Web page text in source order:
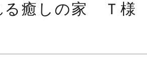
る癒しの家 Ｔ様